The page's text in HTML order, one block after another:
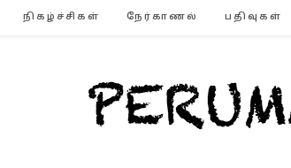
நிகழ்ச்சிகள் நேர்காணல் பதிவுகள்